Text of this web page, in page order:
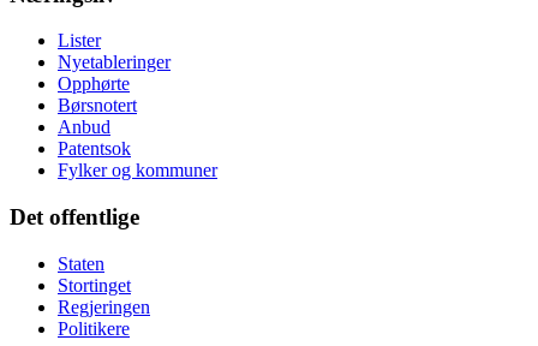
Lister
Nyetableringer
Opphørte
Børsnotert
Anbud
Patentsok
Fylker og kommuner
Det offentlige
Staten
Stortinget
Regjeringen
Politikere